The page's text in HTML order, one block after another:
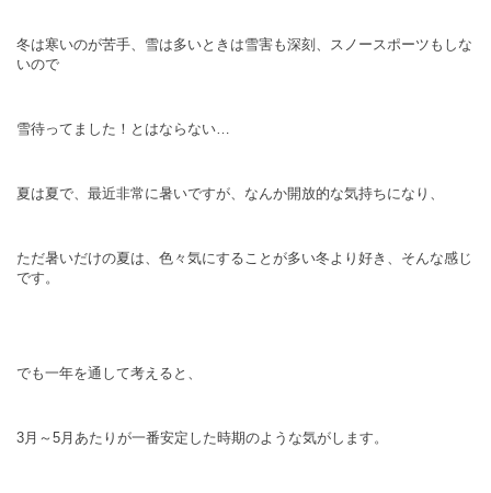
冬は寒いのが苦手、雪は多いときは雪害も深刻、スノースポーツもしな
いので
雪待ってました！とはならない…
夏は夏で、最近非常に暑いですが、なんか開放的な気持ちになり、
ただ暑いだけの夏は、色々気にすることが多い冬より好き、そんな感じ
です。
でも一年を通して考えると、
3月～5月あたりが一番安定した時期のような気がします。